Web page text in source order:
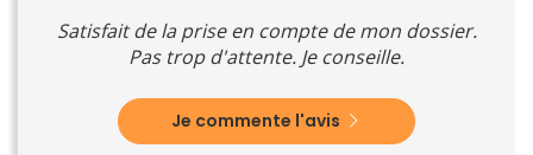
Satisfait de la prise en compte de mon dossier.
Pas trop d'attente. Je conseille.
Je commente l'avis